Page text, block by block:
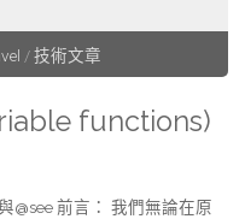
/ 技術文章
functions)
@see 前言： 我們無論在原